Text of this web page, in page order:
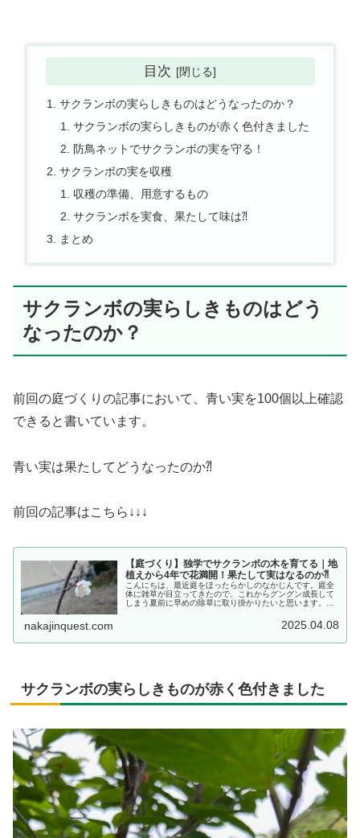
目次
サクランボの実らしきものはどうなったのか？
サクランボの実らしきものが赤く色付きました
防鳥ネットでサクランボの実を守る！
サクランボの実を収穫
収穫の準備、用意するもの
サクランボを実食、果たして味は⁈
まとめ
サクランボの実らしきものはどう
なったのか？
前回の庭づくりの記事において、青い実を100個以上確認
できると書いています。
青い実は果たしてどうなったのか⁈
前回の記事はこちら↓↓↓
【庭づくり】独学でサクランボの木を育てる｜地
植えから4年で花満開！果たして実はなるのか⁈
こんにちは、最近庭をほったらかしのなかじんです。庭全
体に雑草が目立ってきたので、これからグングン成長して
しまう夏前に早めの除草に取り掛かりたいと思います。サ
nakajinquest.com 2025.04.08
サクランボの実らしきものが赤く色付きました